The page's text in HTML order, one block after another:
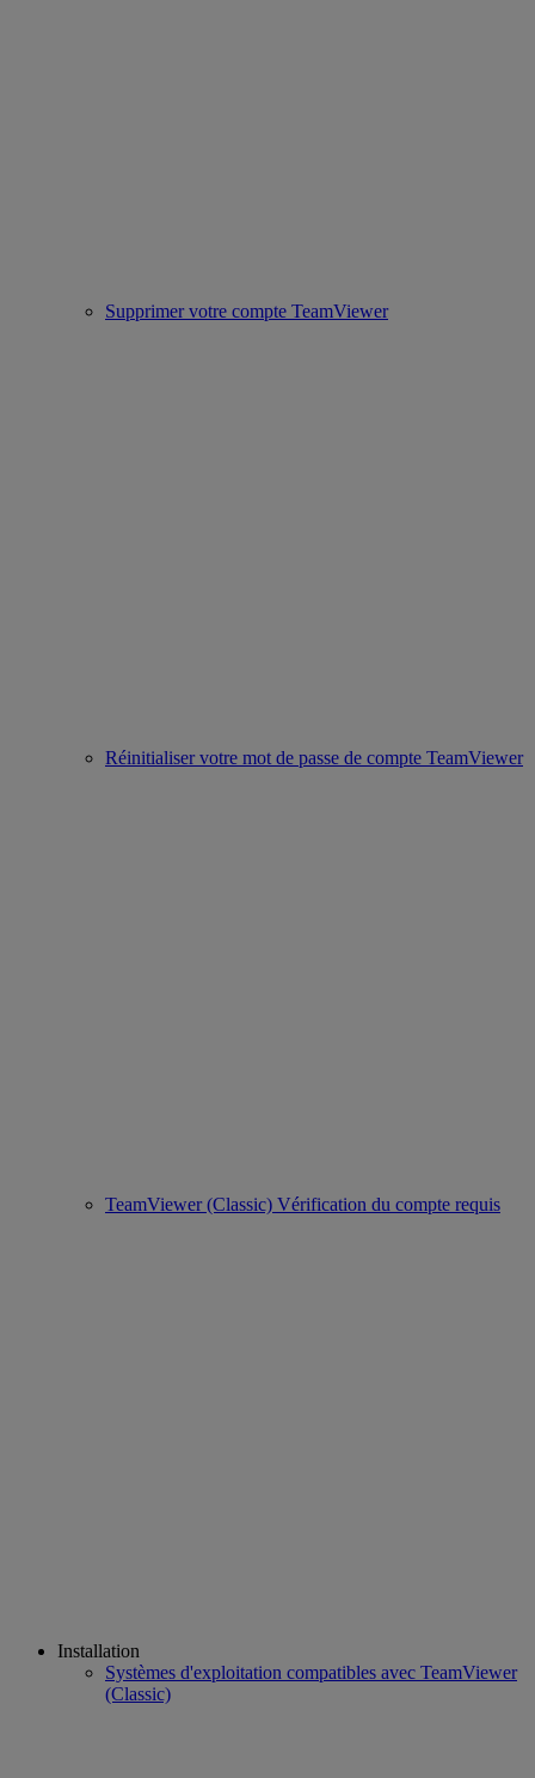
Supprimer votre compte TeamViewer
Réinitialiser votre mot de passe de compte TeamViewer
TeamViewer (Classic) Vérification du compte requis
Installation
Systèmes d'exploitation compatibles avec TeamViewer
(Classic)